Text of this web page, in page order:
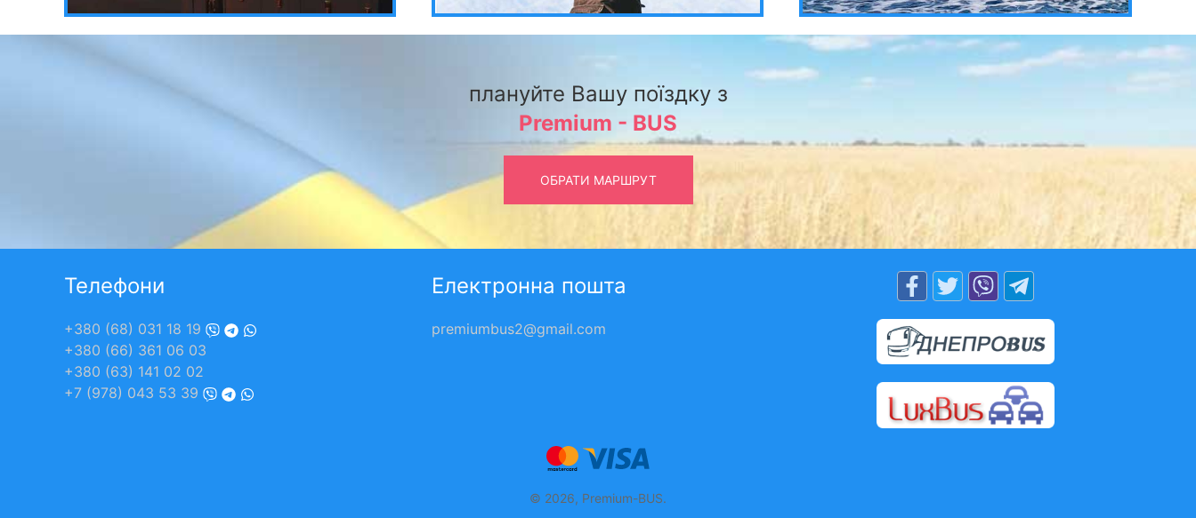
плануйте Вашу поїздку з
Premium - BUS
ОБРАТИ МАРШРУТ
Телефони
+380 (68) 031 18 19
+380 (66) 361 06 03
+380 (63) 141 02 02
+7 (978) 043 53 39
Електронна пошта
premiumbus2@gmail.com
© 2026, Premium-BUS.